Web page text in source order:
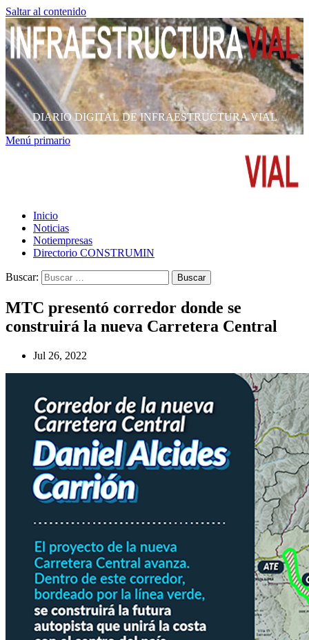
Saltar al contenido
DIARIO DIGITAL DE INFRAESTRUCTURA VIAL
Menú primario
Inicio
Noticias
Notiempresas
Directorio CONSTRUMIN
Buscar:
MTC presentó corredor donde se
construirá la nueva Carretera Central
Jul 26, 2022